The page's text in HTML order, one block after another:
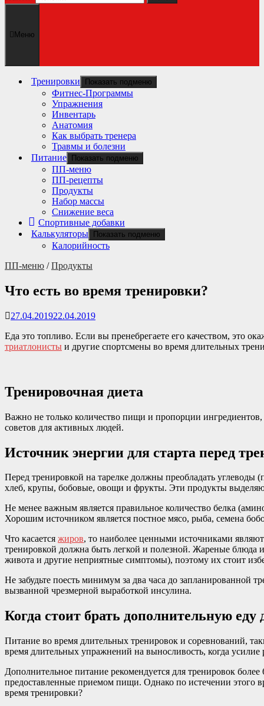
Меню
Тренировки Показать подменю
Фитнес-Программы
Упражнения
Инвентарь
Анатомия
Как выбрать тренера
Травмы и болезни
Питание
Показать подменю
ПП-меню
ПП-рецепты
Продукты
Набор массы
Снижение веса
Спортивные добавки
Калькуляторы
Показать подменю
Калорийность
ПП-меню /Продукты
Что есть во время тренировки?
27.04.201922.04.2019
Еда это топливо. Если вы пренебрегаете его качеством, это
триатлонисты и другие спортсмены во время длительных
Тренировочная диета
Важно не только количество пищи и пропорции
советов для активных людей.
Источник энергии для старта перед
Перед тренировкой на тарелке должны преобладать углеводы
хлеб, крупы, бобовые, овощи и фрукты. Эти продукты
Не менее важным является правильное количество белка
Хорошим источником является постное мясо, рыба, семена
Что касается жиров, то наиболее ценными источниками
тренировкой должна быть легкой и полезной. Жареные блюда
живота и другие неприятные симптомы), поэтому их стоит
Не забудьте поесть минимум за два часа до запланированной
вызванной чрезмерной выработкой инсулина.
Когда стоит брать дополнительную еду
Питание во время длительных тренировок и соревнований,
время длительных упражнений на выносливость, когда усилие
Дополнительное питание рекомендуется для тренировок
предоставленные приемом пищи. Однако по истечении этого
время тренировки?